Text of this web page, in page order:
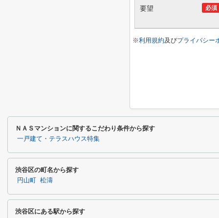
必須
要望
※利用規約及びプライバシー
ＮＡＳマンションに関するこだわり条件から探す
一戸建て・テラスハウス特集
渋谷区の町名から探す
円山町 松濤
渋谷区にある駅から探す